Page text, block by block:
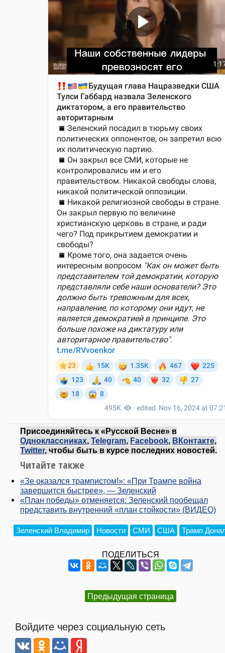
Присоединяйтесь к «Русской Весне» в
Одноклассниках, Telegram, Facebook, ВКонтакте,
Twitter, чтобы быть в курсе последних новостей.
Читайте также
«Зе оказался трампистом!»: «При Трампе война
завершится быстрее», — Зеленский
«План победы» отменяется: Зеленский пообещал
представить внутренний «план стойкости» (ВИДЕО)
Зеленский Владимир Новости СМИ США Трамп
ПОДЕЛИТЬСЯ
Предыдущая страница
Войдите через социальную сеть